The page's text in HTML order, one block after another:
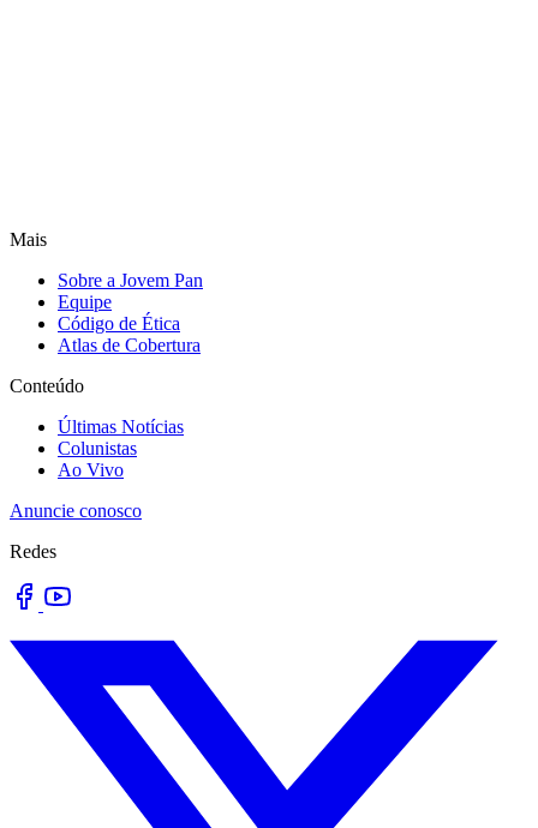
Mais
Sobre a Jovem Pan
Equipe
Código de Ética
Atlas de Cobertura
Conteúdo
Últimas Notícias
Colunistas
Ao Vivo
Anuncie conosco
Redes